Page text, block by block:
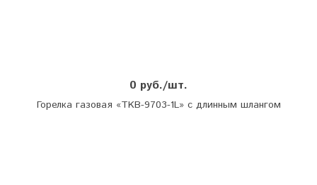
0 руб./шт.
Горелка газовая «TKB-9703-1L» с длинным шлангом